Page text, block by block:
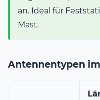
an. Ideal für
Mast.
Antennentypen